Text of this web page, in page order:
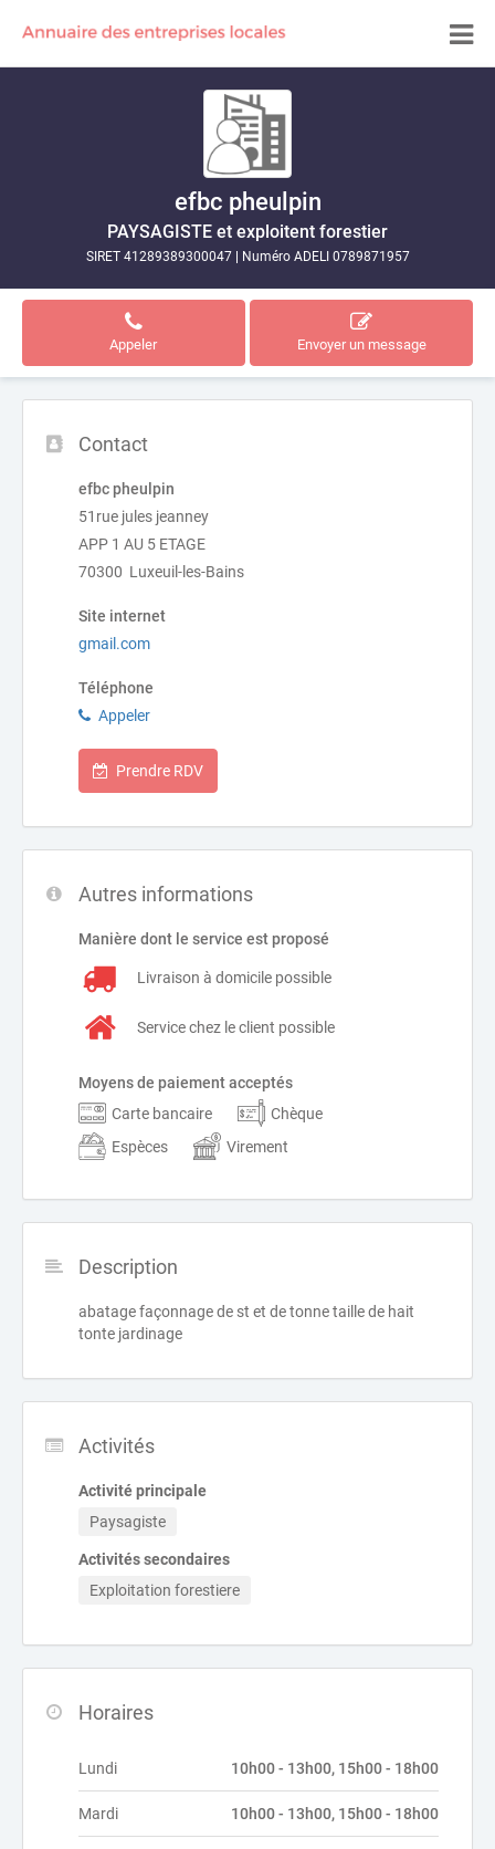
efbc pheulpin
PAYSAGISTE et exploitent forestier
SIRET 41289389300047 Numéro ADELI 0789871957
Appeler Envoyer un message
Contact
efbc pheulpin
51rue jules jeanney
APP 1 AU 5 ETAGE
70300 Luxeuil-les-Bains
Site internet
gmail.com
Téléphone
Appeler
Prendre RDV
Autres informations
Manière dont le service est proposé
Livraison à domicile possible
Service chez le client possible
Moyens de paiement acceptés
Carte bancaire
Chèque
Espèces
Virement
Description
abatage façonnage de st et de tonne taille de hait
tonte jardinage
Activités
Activité principale
Paysagiste
Activités secondaires
Exploitation forestiere
Horaires
Lundi 10h00 - 13h00, 15h00 - 18h00
Mardi 10h00 - 13h00, 15h00 - 18h00